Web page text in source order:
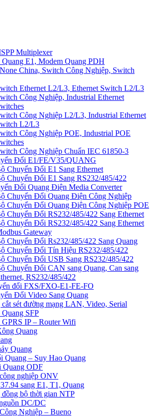
Multiplexer
Quang E1, Modem Quang PDH
China, Switch Công Nghiệp, Switch
Ethernet L2/L3, Ethernet Switch L2/L3
Công Nghiệp, Industrial Ethernet
Công Nghiệp L2/L3, Industrial Ethernet
L2/L3
Công Nghiệp POE, Industrial POE
Công Nghiệp Chuẩn IEC 61850-3
Đổi E1/FE/V35/QUANG
Chuyển Đổi E1 Sang Ethernet
Chuyển Đổi E1 Sang RS232/485/422
Đổi Quang Điện Media Converter
Chuyển Đổi Quang Điện Công Nghiệp
Chuyển Đổi Quang Điện Công Nghiệp POE
Chuyển Đổi RS232/485/422 Sang Ethernet
Chuyển Đổi RS232/485/422 Sang Ethernet
Gateway
Chuyển Đổi Rs232/485/422 Sang Quang
Chuyển Đổi Tín Hiệu RS232/485/422
Chuyển Đổi USB Sang RS232/485/422
Chuyển Đổi CAN sang Quang, Can sang
RS232/485/422
đổi FXS/FXO-E1-FE-FO
Đổi Video Sang Quang
sét đường mạng LAN, Video, Serial
SFP
IP – Router Wifi
Quang
Quang
Quang – Suy Hao Quang
Quang ODF
nghiệp ONV
sang E1, T1, Quang
bộ thời gian NTP
DC/DC
Nghiệp – Bueno